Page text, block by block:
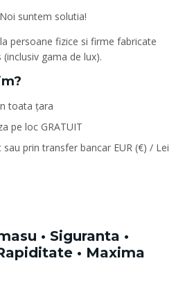
suntem solutia!
persoane fizice si firme fabricate
gama de lux).
toata țara
pe loc GRATUIT
prin transfer bancar EUR (€) / Lei
• Siguranta •
• Maxima